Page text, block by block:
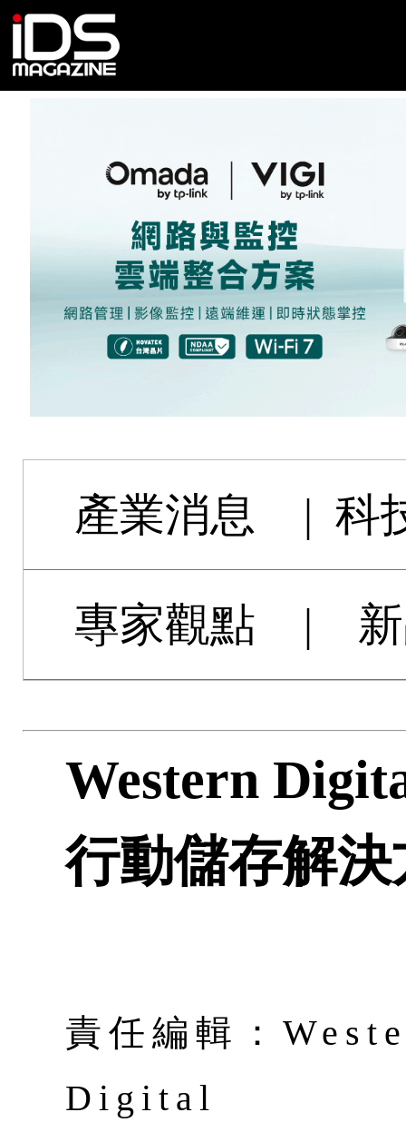
產業消息 | 科
專家觀點 |
Western
行動儲存解決
責任編輯：
Digital